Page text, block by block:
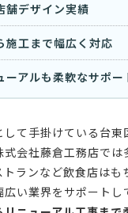
舗デザイン実績
施工まで幅広く対応
ーアルも柔軟なサポー
して手掛けている台東
式会社藤倉工務店では
トランなど飲食店はも
い業界をサポートし